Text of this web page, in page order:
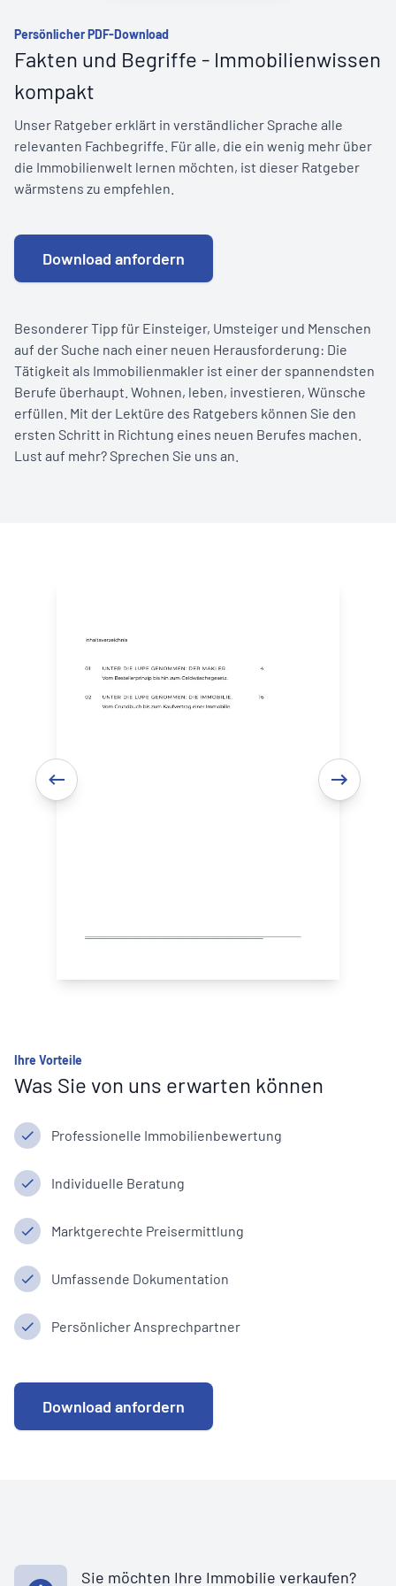
Persönlicher PDF-Download
Fakten und Begriffe - Immobilienwissen
kompakt
Unser Ratgeber erklärt in verständlicher Sprache alle
relevanten Fachbegriffe. Für alle, die ein wenig mehr über
die Immobilienwelt lernen möchten, ist dieser Ratgeber
wärmstens zu empfehlen.
Download anfordern
Besonderer Tipp für Einsteiger, Umsteiger und Menschen
auf der Suche nach einer neuen Herausforderung: Die
Tätigkeit als Immobilienmakler ist einer der spannendsten
Berufe überhaupt. Wohnen, leben, investieren, Wünsche
erfüllen. Mit der Lektüre des Ratgebers können Sie den
ersten Schritt in Richtung eines neuen Berufes machen.
Lust auf mehr? Sprechen Sie uns an.
Ihre Vorteile
Was Sie von uns erwarten können
Professionelle Immobilienbewertung
Individuelle Beratung
Marktgerechte Preisermittlung
Umfassende Dokumentation
Persönlicher Ansprechpartner
Download anfordern
Sie möchten Ihre Immobilie verkaufen?